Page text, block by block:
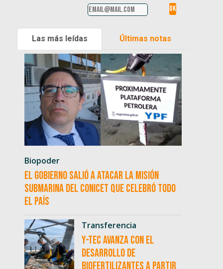
Las más leídas Últimas notas
Biopoder
El Gobierno salió a atacar la misión
submarina del CONICET que celebró todo
el país
Transferencia
Y-TEC avanza con el
desarrollo de